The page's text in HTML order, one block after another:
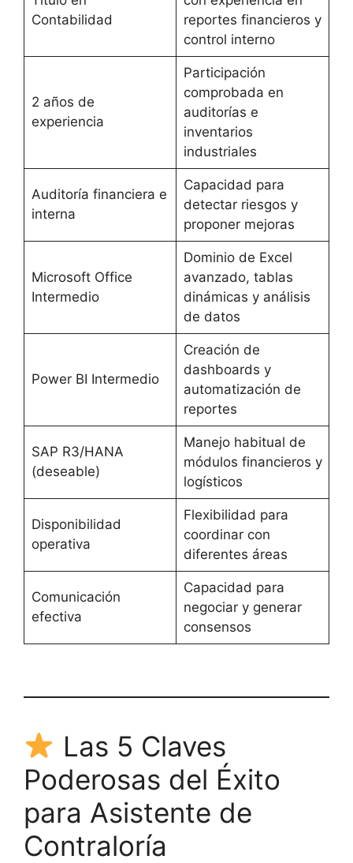
Contabilidad
reportes financieros y
control interno
2 años de
experiencia
Participación
comprobada en
auditorías e
inventarios
industriales
Auditoría financiera e
interna
Capacidad para
detectar riesgos y
proponer mejoras
Microsoft Office
Intermedio
Dominio de Excel
avanzado, tablas
dinámicas y análisis
de datos
Power BI Intermedio
Creación de
dashboards y
automatización de
reportes
SAP R3/HANA
(deseable)
Manejo habitual de
módulos financieros y
logísticos
Disponibilidad
operativa
Flexibilidad para
coordinar con
diferentes áreas
Comunicación
efectiva
Capacidad para
negociar y generar
consensos
Las 5 Claves
Poderosas del Éxito
para Asistente de
Contraloría